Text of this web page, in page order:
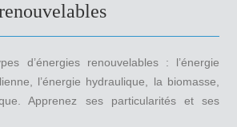
d’énergies renouvelables : l’énergie
l’énergie hydraulique, la biomasse,
Apprenez ses particularités et ses